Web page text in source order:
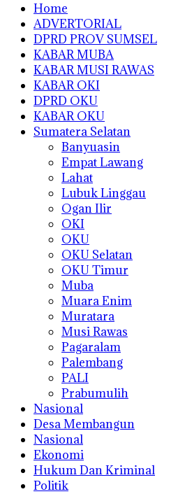
Home
ADVERTORIAL
DPRD PROV SUMSEL
KABAR MUBA
KABAR MUSI RAWAS
KABAR OKI
DPRD OKU
KABAR OKU
Sumatera Selatan
Banyuasin
Empat Lawang
Lahat
Lubuk Linggau
Ogan Ilir
OKI
OKU
OKU Selatan
OKU Timur
Muba
Muara Enim
Muratara
Musi Rawas
Pagaralam
Palembang
PALI
Prabumulih
Nasional
Desa Membangun
Nasional
Ekonomi
Hukum Dan Kriminal
Politik